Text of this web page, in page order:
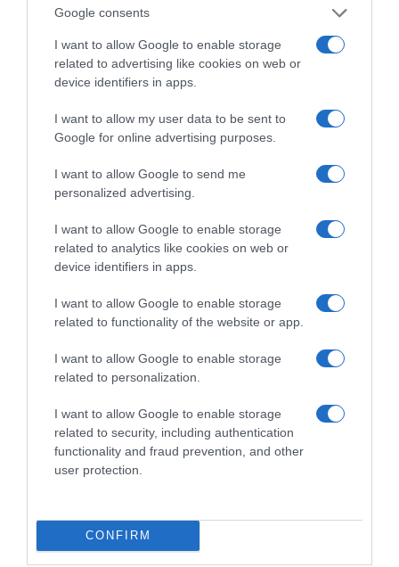
Google consents
I want to allow Google to enable storage
related to advertising like cookies on web or
device identifiers in apps.
I want to allow my user data to be sent to
Google for online advertising purposes.
I want to allow Google to send me
personalized advertising.
I want to allow Google to enable storage
related to analytics like cookies on web or
device identifiers in apps.
I want to allow Google to enable storage
related to functionality of the website or app.
I want to allow Google to enable storage
related to personalization.
I want to allow Google to enable storage
related to security, including authentication
functionality and fraud prevention, and other
user protection.
CONFIRM
ΔΕΙΤΕ ΤΗΝ ΚΙΝΗΣΗ ΣΤΟΥΣ ΔΡΌΜΟΥΣ
Κίνηση Τώρα: Live Χάρτης Αθήνας
Live ενημέρωση για Κηφισό, Αττική Οδό και κέντρο Αθήνας από το
paron.gr